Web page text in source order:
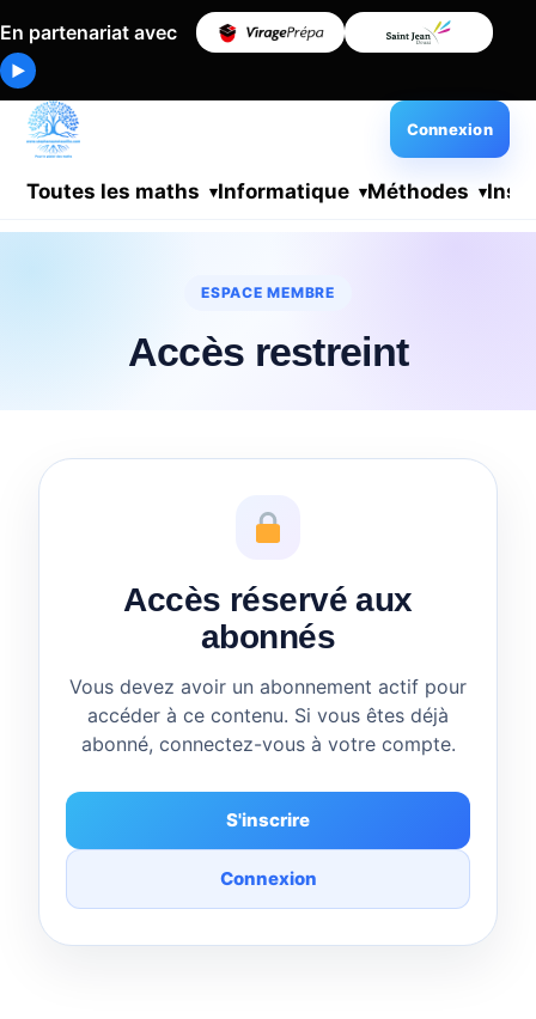
En partenariat avec
▶
Toutes les maths Informatique Méthodes
Connexion
ESPACE MEMBRE
Accès restreint
Accès réservé aux
abonnés
Vous devez avoir un abonnement actif pour
accéder à ce contenu. Si vous êtes déjà
abonné, connectez-vous à votre compte.
S'inscrire
Connexion